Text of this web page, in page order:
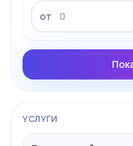
от
УСЛУГИ